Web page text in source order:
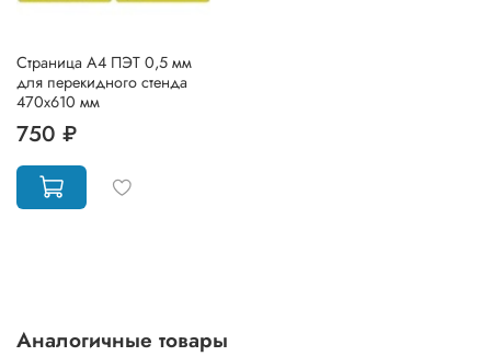
Страница А4 ПЭТ 0,5 мм
для перекидного стенда
470х610 мм
750 ₽
Аналогичные товары